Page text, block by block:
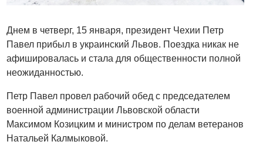
Днем в четверг, 15 января, президент Чехии Петр
Павел прибыл в украинский Львов. Поездка никак не
афишировалась и стала для общественности полной
неожиданностью.
Петр Павел провел рабочий обед с председателем
военной администрации Львовской области
Максимом Козицким и министром по делам ветеранов
Натальей Калмыковой.